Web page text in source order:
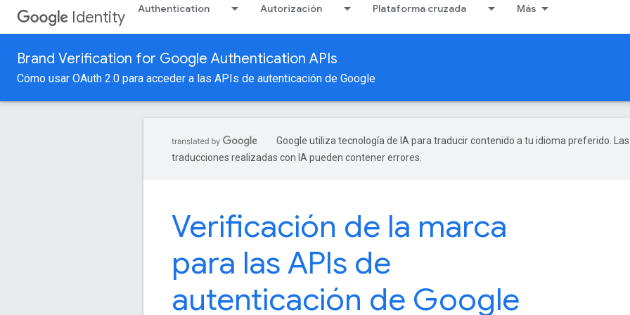
Identity Authentication Autorización Plataforma cruzada Más
Brand Verification for Google Authentication APIs
Cómo usar OAuth 2.0 para acceder a las APIs de autenticación de Google
Google utiliza tecnología de IA para traducir contenido a tu idioma preferido. Las
traducciones realizadas con IA pueden contener errores.
Verificación de la marca
para las APIs de
autenticación de Google